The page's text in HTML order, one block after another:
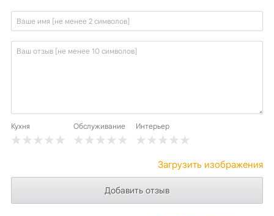
Кухня Обслуживание Интерьер
Загрузить изображения